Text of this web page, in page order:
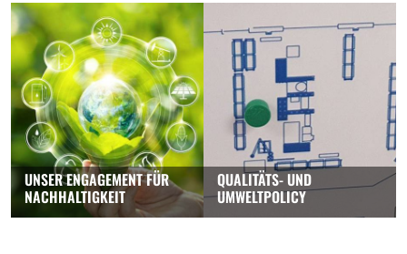
UNSER ENGAGEMENT FÜR
NACHHALTIGKEIT
QUALITÄTS- UND
UMWELTPOLICY